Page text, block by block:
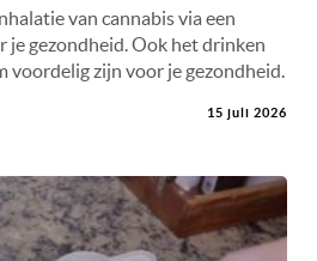
van cannabis via een
je gezondheid. Ook het drinken
voordelig zijn voor je gezondheid.
15 juli 2026